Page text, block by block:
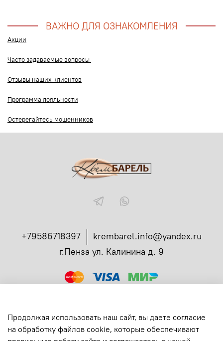
ВАЖНО ДЛЯ ОЗНАКОМЛЕНИЯ
Акции
Часто задаваемые вопросы
Отзывы наших клиентов
Программа лояльности
Остерегайтесь мошенников
+79586718397
krembarel.info@yandex.ru
г.Пенза ул. Калинина д. 9
Вся продукция сертифицирована
Все права защищены
ИП Богданова Екатерина Ивановна
Продолжая использовать наш сайт, вы даете согласие
на обработку файлов cookie, которые обеспечивают